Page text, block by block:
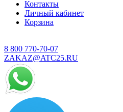
Контакты
Личный кабинет
Корзина
8 800 770-70-07
ZAKAZ@ATC25.RU